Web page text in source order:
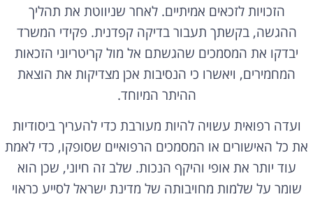
הזכויות לזכאים אמיתיים. לאחר שניווטת את תהליך
ההגשה, בקשתך תעבור בדיקה קפדנית. פקידי המשרד
יבדקו את המסמכים שהגשתם אל מול קריטריוני הזכאות
המחמירים, ויאשרו כי הנסיבות אכן מצדיקות את הוצאת
ההיתר המיוחד.
ועדה רפואית עשויה להיות מעורבת כדי להעריך ביסודיות
את כל האישורים או המסמכים הרפואיים שסופקו, כדי לאמת
עוד יותר את אופי והיקף הנכות. שלב זה חיוני, שכן הוא
שומר על שלמות מחויבותה של מדינת ישראל לסייע כראוי